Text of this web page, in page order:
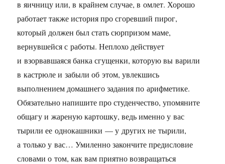
в яичницу или, в крайнем случае, в омлет. Хорошо
работает также история про сгоревший пирог,
который должен был стать сюрпризом маме,
вернувшейся с работы. Неплохо действует
и взорвавшаяся банка сгущенки, которую вы варили
в кастрюле и забыли об этом, увлекшись
выполнением домашнего задания по арифметике.
Обязательно напишите про студенчество, упомяните
общагу и жареную картошку, ведь именно у вас
тырили ее однокашники — у других не тырили,
а только у вас… Умиленно закончите предисловие
словами о том, как вам приятно возвращаться